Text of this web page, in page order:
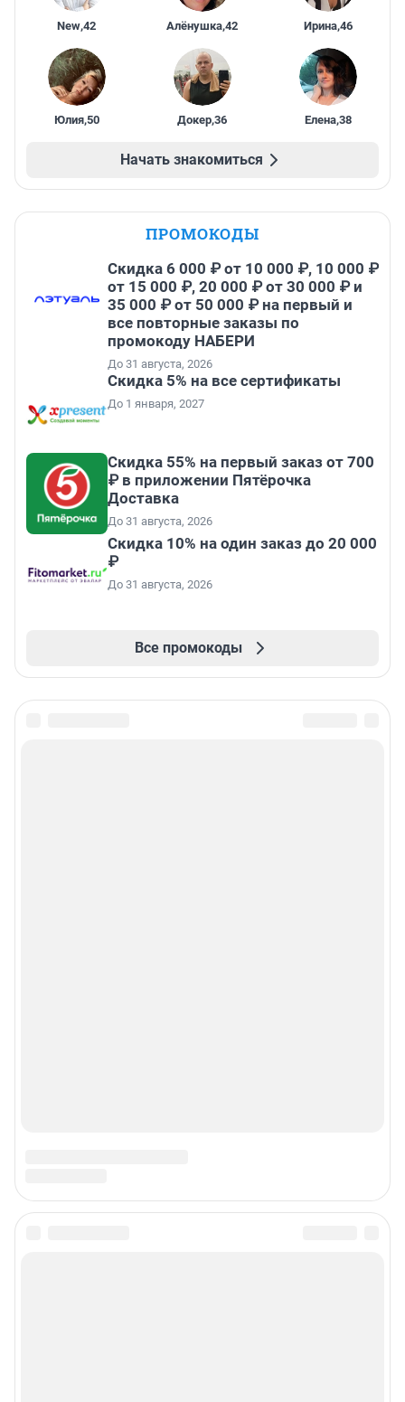
New,42 Алёнушка,42 Ирина,46
Юлия,50 Докер,36 Елена,38
Начать знакомиться
ПРОМОКОДЫ
Скидка 6 000 ₽ от 10 000 ₽, 10 000 ₽
от 15 000 ₽, 20 000 ₽ от 30 000 ₽ и
35 000 ₽ от 50 000 ₽ на первый и
все повторные заказы по
промокоду НАБЕРИ
До 31 августа, 2026
Скидка 5% на все сертификаты
До 1 января, 2027
Скидка 55% на первый заказ от 700
₽ в приложении Пятёрочка
Доставка
До 31 августа, 2026
Скидка 10% на один заказ до 20 000
₽
До 31 августа, 2026
Все промокоды